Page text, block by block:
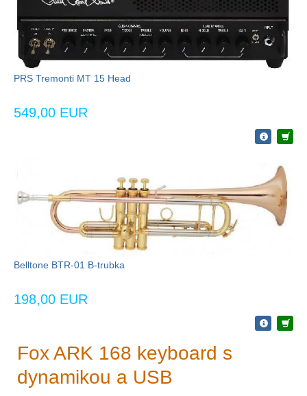
PRS Tremonti MT 15 Head
549,00 EUR
Belltone BTR-01 B-trubka
198,00 EUR
Fox ARK 168 keyboard s
dynamikou a USB